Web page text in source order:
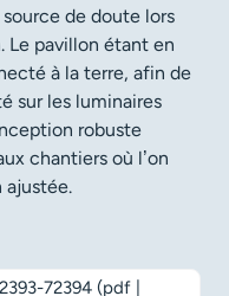
de doute lors
Le pavillon étant en
à la terre, afin de
sur les luminaires
robuste
chantiers où l’on
72394 (pdf |